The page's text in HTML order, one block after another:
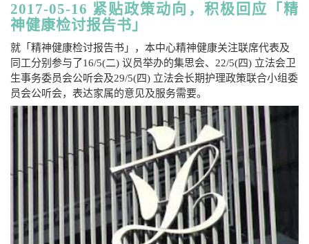
2017-05-16 紧贴政策动向，积极回应「精
神健康检讨报告书」
就「精神健康检讨报告书」，本中心精神健康关注联席代表及
同工分别参与了16/5(二) 议员举办的集思会、22/5(四) 立法会卫
生事务委员会公听会及29/5(四) 立法会长期护理政策联合小组委
员会公听会，表达家属的意见及服务需要。